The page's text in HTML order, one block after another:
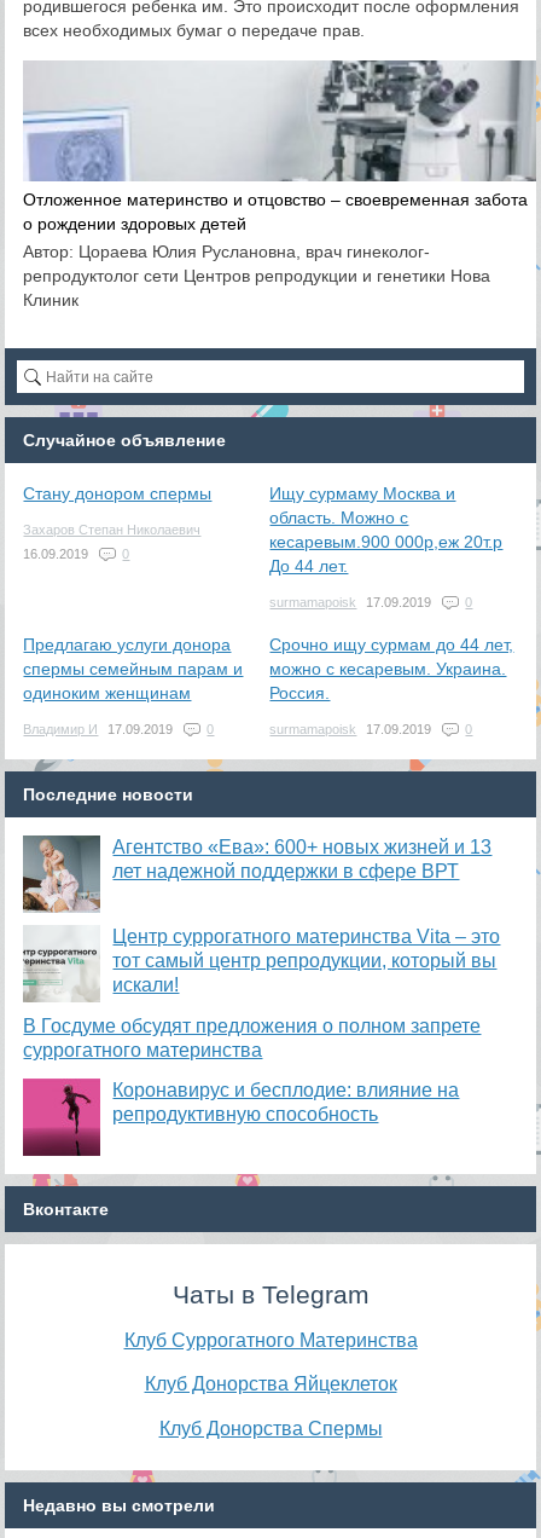
родившегося ребенка им. Это происходит после оформления
всех необходимых бумаг о передаче прав.
Отложенное материнство и отцовство – своевременная забота
о рождении здоровых детей
Автор: Цораева Юлия Руслановна, врач гинеколог-
репродуктолог сети Центров репродукции и генетики Нова
Клиник
Случайное объявление
Стану донором спермы
Захаров Степан Николаевич
16.09.2019
0
Ищу сурмаму Москва и
область. Можно с
кесаревым.900 000р,еж 20т.р
До 44 лет.
surmamapoisk 17.09.2019 0
Предлагаю услуги донора
спермы семейным парам и
одиноким женщинам
Владимир И 17.09.2019 0
Срочно ищу сурмам до 44 лет,
можно с кесаревым. Украина.
Россия.
surmamapoisk 17.09.2019 0
Последние новости
Агентство «Ева»: 600+ новых жизней и 13
лет надежной поддержки в сфере ВРТ
​Центр суррогатного материнства Vita – это
тот самый центр репродукции, который вы
искали!
В Госдуме обсудят предложения о полном запрете
суррогатного материнства
Коронавирус и бесплодие: влияние на
репродуктивную способность
Вконтакте
Чаты в Telegram
Клуб Суррогатного Материнства
Клуб Донорства Яйцеклеток
Клуб Донорства Спермы
Недавно вы смотрели